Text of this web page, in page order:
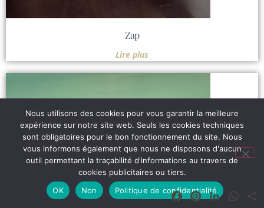
Zap
Lire plus
Facebook
PinterestLinkedIn
Nous utilisons des cookies pour vous garantir la meilleure
expérience sur notre site web. Seuls les cookies techniques
sont obligatoires pour le bon fonctionnement du site. Nous
vous informons également que nous ne disposons d'aucun
outil permettant la traçabilité d'informations au travers de
cookies publicitaires ou tiers.
OK
Non Politique de confidentialité